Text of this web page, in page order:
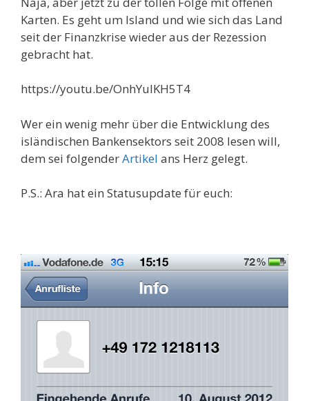
Karten. Es geht um Island und wie sich das Land
seit der Finanzkrise wieder aus der Rezession
gebracht hat.
https://youtu.be/OnhYulKH5T4
Wer ein wenig mehr über die Entwicklung des
isländischen Bankensektors seit 2008 lesen will,
dem sei folgenderArtikel ans Herz gelegt.
P.S.: Ara hat ein Statusupdate für euch: